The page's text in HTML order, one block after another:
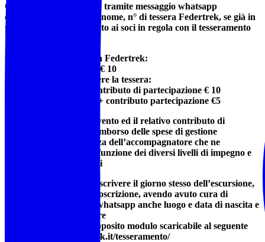
Contatti preferibilmente tramite messaggio whatsapp
comunicando nome, cognome, n° di tessera Federtrek, se già in
possesso. Evento riservato ai soci in regola con il tesseramento
-Se in possesso di tessera Federtrek:
Adulti € 15 , minorenni € 10
-Per chi deve sottoscrivere la tessera:
Adulti € 15 tessera + contributo di partecipazione € 10
Minorenni € 10 tessera + contributo partecipazione €5
L’organizzazione dell’evento ed il relativo contributo di
partecipazione, quale rimborso delle spese di gestione
dell’evento, è competenza dell’accompagnatore che ne
determina l’importo in funzione dei diversi livelli di impegno e
difficoltà delle escursioni
La tessera si potrà sottoscrivere il giorno stesso dell’escursione,
durata 365 gg dalla sottoscrizione, avendo avuto cura di
indicare nel messaggio whatsapp anche luogo e data di nascita e
di compilare e presentare
all’accompagnatore l’apposito modulo scaricabile al seguente
link: https://www.noitrek.it/tesseramento/